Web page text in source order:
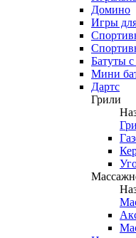
Домино
Игры
Батуты с
Мини
Дартс
Грили